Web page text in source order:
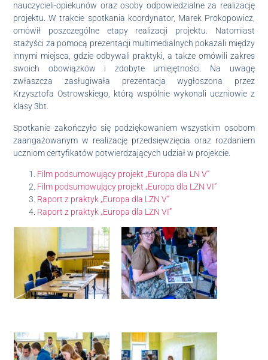
nauczycieli-opiekunów oraz osoby odpowiedzialne za realizację
projektu. W trakcie spotkania koordynator, Marek Prokopowicz,
omówił poszczególne etapy realizacji projektu. Natomiast
stażyści za pomocą prezentacji multimedialnych pokazali między
innymi miejsca, gdzie odbywali praktyki, a także omówili zakres
swoich obowiązków i zdobyte umiejętności. Na uwagę
zwłaszcza zasługiwała prezentacja wygłoszona przez
Krzysztofa Ostrowskiego, którą wspólnie wykonali uczniowie z
klasy 3bt.
Spotkanie zakończyło się podziękowaniem wszystkim osobom
zaangażowanym w realizację przedsięwzięcia oraz rozdaniem
uczniom certyfikatów potwierdzających udział w projekcie.
Film podsumowujący projekt „Europa dla LN V”
Film podsumowujący projekt „Europa dla LZN VI”
Raport z praktyk „Europa dla LZN V”
Raport z praktyk „Europa dla LZN VI”